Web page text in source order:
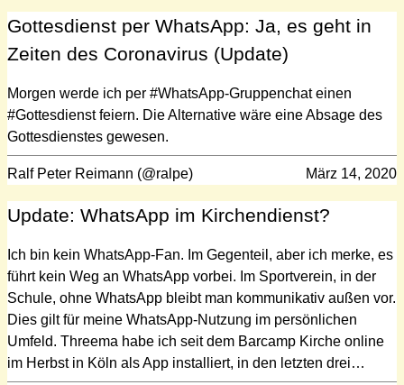
Gottesdienst per WhatsApp: Ja, es geht in
Zeiten des Coronavirus (Update)
Morgen werde ich per #WhatsApp-Gruppenchat einen
#Gottesdienst feiern. Die Alternative wäre eine Absage des
Gottesdienstes gewesen.
Ralf Peter Reimann (@ralpe) März 14, 2020
Update: WhatsApp im Kirchendienst?
Ich bin kein WhatsApp-Fan. Im Gegenteil, aber ich merke, es
führt kein Weg an WhatsApp vorbei. Im Sportverein, in der
Schule, ohne WhatsApp bleibt man kommunikativ außen vor.
Dies gilt für meine WhatsApp-Nutzung im persönlichen
Umfeld. Threema habe ich seit dem Barcamp Kirche online
im Herbst in Köln als App installiert, in den letzten drei…